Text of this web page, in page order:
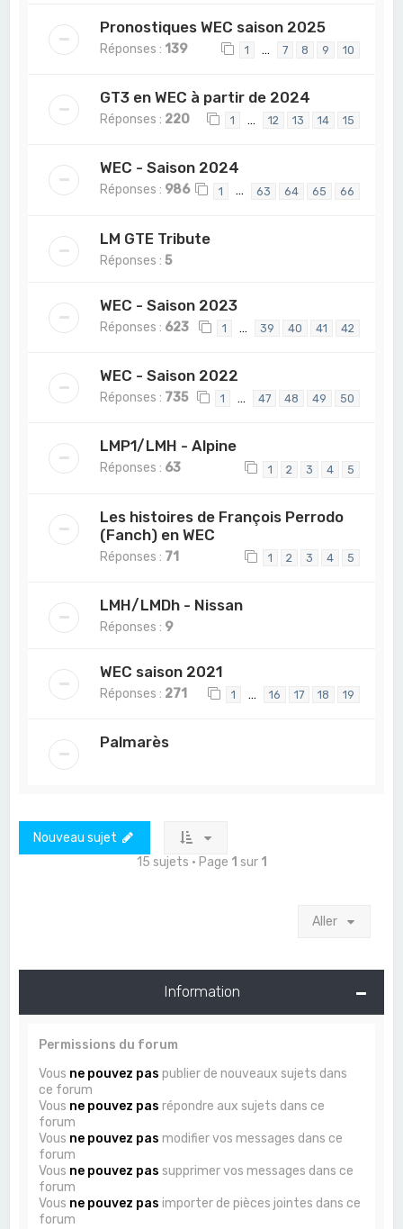
Pronostiques WEC saison 2025
Réponses : 139 1 … 7 8 9 10
GT3 en WEC à partir de 2024
Réponses : 220 1 … 12 13 14 15
WEC - Saison 2024
Réponses : 986 1 … 63 64 65 66
LM GTE Tribute
Réponses :5
WEC - Saison 2023
Réponses : 623 1 … 39 40 41 42
WEC - Saison 2022
Réponses : 735 1 … 47 48 49 50
LMP1/LMH - Alpine
Réponses : 63 1 2 3 4 5
Les histoires de François Perrodo
(Fanch) en WEC
Réponses : 71 1 2 3 4 5
LMH/LMDh - Nissan
Réponses : 9
WEC saison 2021
Réponses : 271 1 … 16 17 18 19
Palmarès
Nouveau sujet
15 sujets • Page 1 sur 1
Aller
Information
Permissions du forum
Vous ne pouvez pas publier de nouveaux sujets dans
ce forum
Vous ne pouvez pas répondre aux sujets dans ce
forum
Vous ne pouvez pas modifier vos messages dans ce
forum
Vous ne pouvez pas supprimer vos messages dans ce
forum
Vous ne pouvez pas importer de pièces jointes dans ce
forum